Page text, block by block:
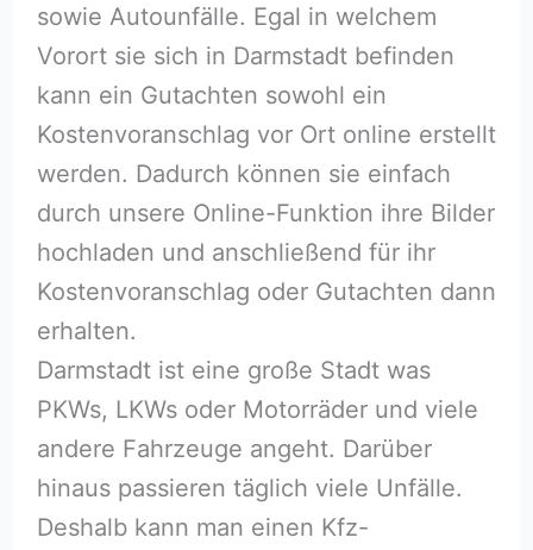
sowie Autounfälle. Egal in welchem
Vorort sie sich in Darmstadt befinden
kann ein Gutachten sowohl ein
Kostenvoranschlag vor Ort online erstellt
werden. Dadurch können sie einfach
durch unsere Online-Funktion ihre Bilder
hochladen und anschließend für ihr
Kostenvoranschlag oder Gutachten dann
erhalten.
Darmstadt ist eine große Stadt was
PKWs, LKWs oder Motorräder und viele
andere Fahrzeuge angeht. Darüber
hinaus passieren täglich viele Unfälle.
Deshalb kann man einen Kfz-